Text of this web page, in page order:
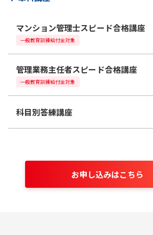
マンション管理士スピード合格講座
一般教育訓練給付金対象
管理業務主任者スピード合格講座
一般教育訓練給付金対象
科目別答練講座
お申し込みはこちら